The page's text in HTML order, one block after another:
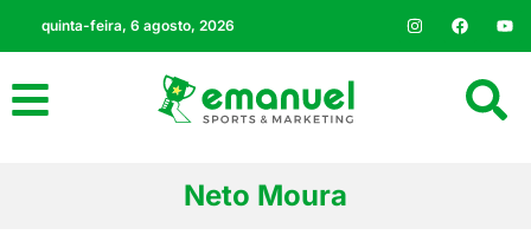
quinta-feira, 6 agosto, 2026
Neto Moura